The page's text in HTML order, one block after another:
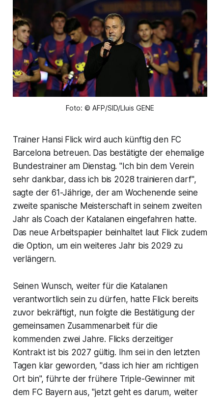
Foto: © AFP/SID/Lluis GENE
Trainer Hansi Flick wird auch künftig den FC
Barcelona betreuen. Das bestätigte der ehemalige
Bundestrainer am Dienstag. "Ich bin dem Verein
sehr dankbar, dass ich bis 2028 trainieren darf",
sagte der 61-Jährige, der am Wochenende seine
zweite spanische Meisterschaft in seinem zweiten
Jahr als Coach der Katalanen eingefahren hatte.
Das neue Arbeitspapier beinhaltet laut Flick zudem
die Option, um ein weiteres Jahr bis 2029 zu
verlängern.
Seinen Wunsch, weiter für die Katalanen
verantwortlich sein zu dürfen, hatte Flick bereits
zuvor bekräftigt, nun folgte die Bestätigung der
gemeinsamen Zusammenarbeit für die
kommenden zwei Jahre. Flicks derzeitiger
Kontrakt ist bis 2027 gültig. Ihm sei in den letzten
Tagen klar geworden, "dass ich hier am richtigen
Ort bin", führte der frühere Triple-Gewinner mit
dem FC Bayern aus, "jetzt geht es darum, weiter